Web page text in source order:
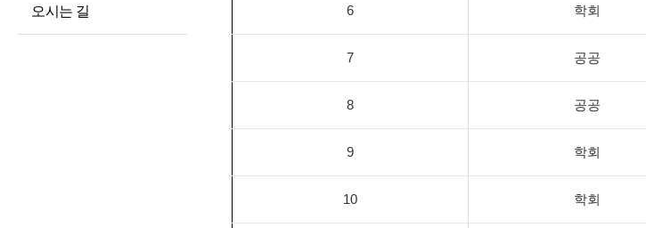
오시는 길 6 학회
7 공공
8 공공
9 학회
10 학회